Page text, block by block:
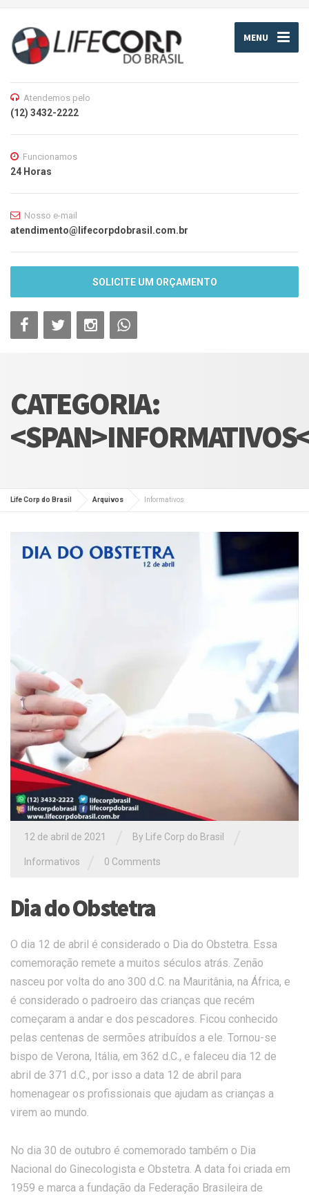
MENU
Atendemos pelo
(12) 3432-2222
Funcionamos
24 Horas
Nosso e-mail
atendimento@lifecorpdobrasil.com.br
SOLICITE UM ORÇAMENTO
CATEGORIA:
Life Corp do Brasil Arquivos Informativos
12 de abril de 2021 By Life Corp do Brasil
Informativos 0 Comments
Dia do Obstetra
O dia 12 de abril é considerado o Dia do Obstetra. Essa
comemoração remete a muitos séculos atrás. Zenão
nasceu por volta do ano 300 d.C. na Mauritânia, na África, e
é considerado o padroeiro das crianças que recém
começaram a andar e dos pescadores. Ficou conhecido
pelas centenas de sermões atribuídos a ele. Tornou-se
bispo de Verona, Itália, em 362 d.C., e faleceu dia 12 de
abril de 371 d.C., por isso a data 12 de abril para
homenagear os profissionais que ajudam as crianças a
virem ao mundo.
No dia 30 de outubro é comemorado também o Dia
Nacional do Ginecologista e Obstetra. A data foi criada em
1959 e marca a fundação da Federação Brasileira de